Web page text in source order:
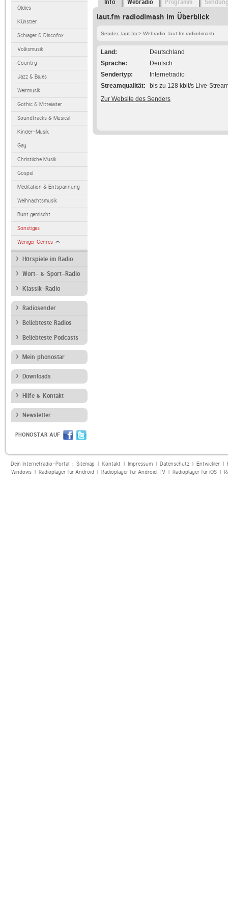
Oldies
Künstler
Schlager & Discofox
Volksmusik
Country
Jazz & Blues
Weltmusik
Gothic & Mittelalter
Soundtracks & Musical
Kinder-Musik
Gay
Christliche Musik
Gospel
Meditation & Entspannung
Weihnachtsmusik
Bunt gemischt
Sonstiges
Weniger Genres
Hörspiele im Radio
Wort- & Sport-Radio
Klassik-Radio
Radiosender
Beliebteste Radios
Beliebteste Podcasts
Mein phonostar
Downloads
Hilfe & Kontakt
Newsletter
PHONOSTAR AUF
Info Webradio Programm
laut.fm radiodimash im Überblick
Sender: laut.fm > Webradio: laut.fm radiodimash
Land
Deutschland
Sprache
Deutsch
Sendertyp
Internetradio
Streamqualität
bis zu 128 kbit/s Live-
Zur Website des Senders
Dein Internetradio-Portal : Sitemap| Kontakt| Impressum| Datenschutz| Entwickler|
Windows| Radioplayer für Android| Radioplayer für Android TV| Radioplayer für iOS|